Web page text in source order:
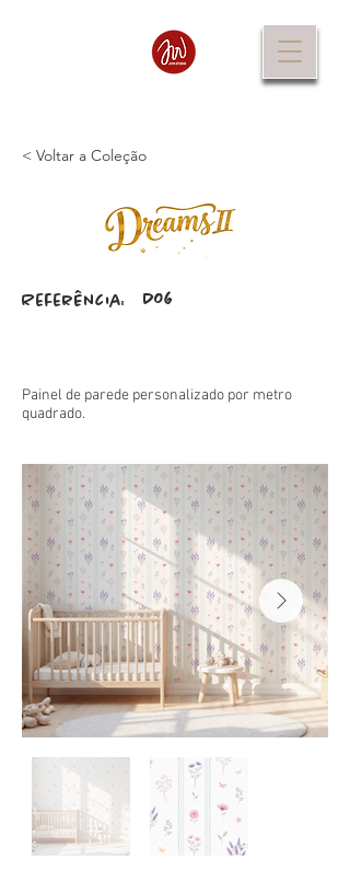
< Voltar a Coleção
Referência: D06
Painel de parede personalizado por metro
quadrado.